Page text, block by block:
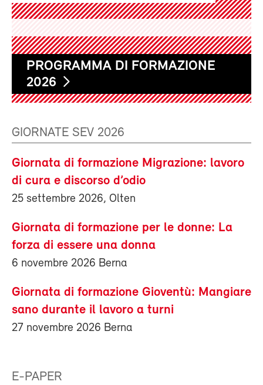
PROGRAMMA DI FORMAZIONE
2026
GIORNATE SEV 2026
Giornata di formazione Migrazione: lavoro
di cura e discorso d’odio
25 settembre 2026, Olten
Giornata di formazione per le donne: La
forza di essere una donna
6 novembre 2026 Berna
Giornata di formazione Gioventù: Mangiare
sano durante il lavoro a turni
27 novembre 2026 Berna
E-PAPER